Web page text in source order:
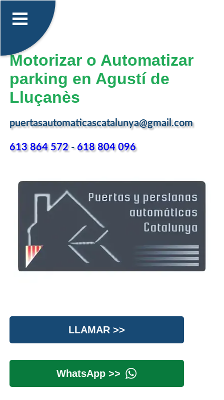
Motorizar o Automatizar
parking en Agustí de
Lluçanès
puertasautomaticascatalunya@gmail.com
613 864 572-618 804 096
LLAMAR >>
WhatsApp >>